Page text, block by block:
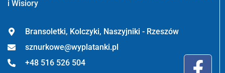
i Wisiory
Bransoletki, Kolczyki, Naszyjniki - Rzeszów
sznurkowe@wyplatanki.pl
+48 516 526 504